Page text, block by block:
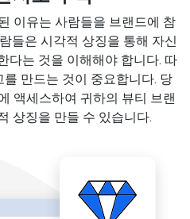
이유는 사람들을 브랜드에 참
들은 시각적 상징을 통해 자신
다는 것을 이해해야 합니다. 따
만드는 것이 중요합니다. 당
액세스하여 귀하의 뷰티 브랜
상징을 만들 수 있습니다.